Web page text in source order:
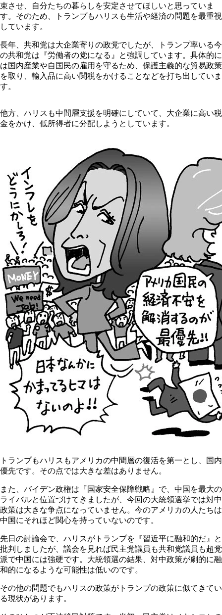
束させ、自分たちの暮らしを安定させてほしいと思っていま
す。そのため、トランプもハリスも生活や経済の問題を最重視
しています。
長年、共和党は大企業寄りの政党でしたが、トランプ率いる今
の共和党は『労働者の党になる』と強調しています。具体的に
は国内産業や自国民の雇用を守るため、保護主義的な貿易政策
を取り、輸入品に高い関税をかけることなどを打ち出していま
す。
他方、ハリスも中間層支援を明確にしていて、大企業に高い税
金をかけ、低所得者に分配しようとしています。
トランプもハリスもアメリカの中間層の復活を第一とし、国内
優先です。その点では大きな差はありません。
また、バイデン政権は『国家安全保障戦略』で、中国を最大の
ライバルと位置づけてきましたが、今回の大統領選挙では対中
政策は大きな争点になっていません。今のアメリカの人たちは
中国にそれほど関心を持っていないのです。
先日の討論会で、ハリスがトランプを『習近平に融和的だ』と
批判しましたが、議会を見れば民主党議員も共和党議員も超党
派で中国には強硬です。大統領選の結果、対中政策が劇的に融
和的になるような可能性は低いのです。
その他の問題でもハリスの政策がトランプの政策に似てきてい
る現状があります。